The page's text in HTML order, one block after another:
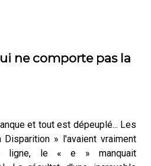
ne comporte pas la
et tout est dépeuplé... Les
» l'avaient vraiment
ligne, le « e » manquait